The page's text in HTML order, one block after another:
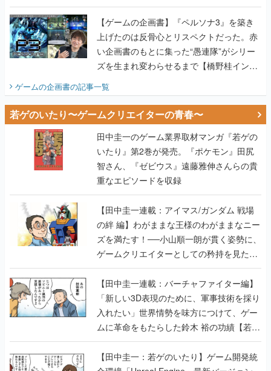
画書】
【ゲームの企画書】『ペルソナ3』を築き
上げたのは反骨心とリスペクトだった。赤
い企画書のもとに集った“愚連隊”がシリー
ズを生まれ変わらせるまで【橋野桂インタ
ビュー】
ゲームの企画書の記事一覧
若ゲのいたり〜ゲームクリエイターの青春〜
田中圭一のゲーム業界取材マンガ『若ゲの
いたり』第2巻が発売。『ポケモン』田尻
智さん、『ゼビウス』遠藤雅伸さんらの貴
重なエピソードを収録
【田中圭一連載：アイマス/ガンダム 戦場
の絆 編】わがままな王様のわがままなニー
ズを満たす！──小山順一朗が貫く姿勢に、
ゲームクリエイターとしての矜持を見た
【若ゲのいたり最終回】
【田中圭一連載：バーチャファイター編】
「新しい3D表現のために、軍事技術を採り
入れたい」世界情勢を味方につけて、ゲー
ムに革命をもたらした鈴木 裕の功績【若ゲ
のいたり】
【田中圭一：若ゲのいたり】ゲーム開発統